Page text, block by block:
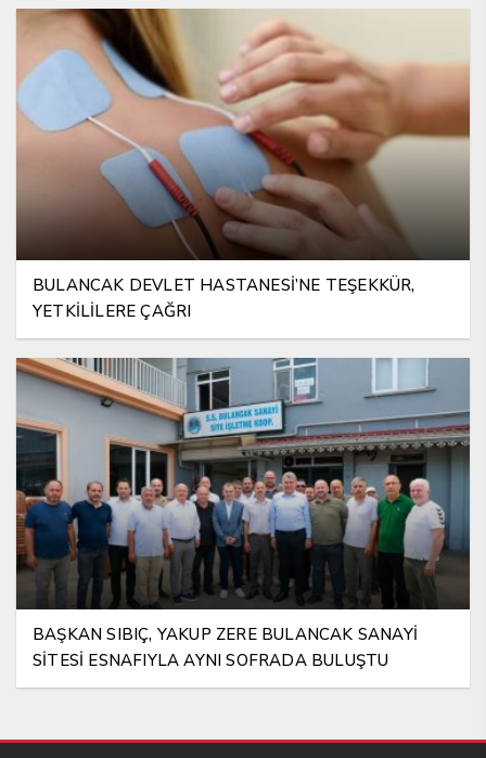
BULANCAK DEVLET HASTANESİ’NE TEŞEKKÜR,
YETKİLİLERE ÇAĞRI
BAŞKAN SIBIÇ, YAKUP ZERE BULANCAK SANAYİ
SİTESİ ESNAFIYLA AYNI SOFRADA BULUŞTU